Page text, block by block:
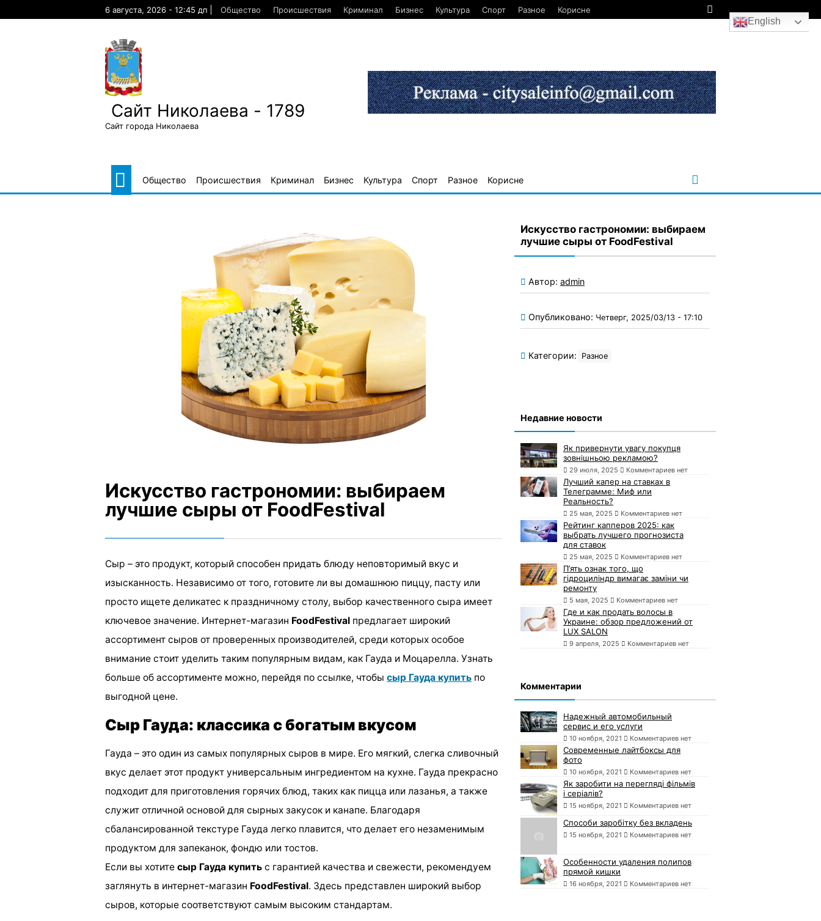
6 августа, 2026 - 12:45 дп Общество Происшествия Криминал Бизнес Культура Спорт Разное Корисне
Сайт Николаева - 1789
Сайт города Николаева
Общество Происшествия Криминал Бизнес Культура Спорт Разное Корисне
Искусство гастрономии: выбираем
лучшие сыры от FoodFestival
Сыр – это продукт, который способен придать блюду неповторимый вкус и
изысканность. Независимо от того, готовите ли вы домашнюю пиццу, пасту или
просто ищете деликатес к праздничному столу, выбор качественного сыра имеет
ключевое значение. Интернет-магазин FoodFestival предлагает широкий
ассортимент сыров от проверенных производителей, среди которых особое
внимание стоит уделить таким популярным видам, как Гауда и Моцарелла. Узнать
больше об ассортименте можно, перейдя по ссылке, чтобы сыр Гауда купить по
выгодной цене.
Сыр Гауда: классика с богатым вкусом
Гауда – это один из самых популярных сыров в мире. Его мягкий, слегка сливочный
вкус делает этот продукт универсальным ингредиентом на кухне. Гауда прекрасно
подходит для приготовления горячих блюд, таких как пицца или лазанья, а также
служит отличной основой для сырных закусок и канапе. Благодаря
сбалансированной текстуре Гауда легко плавится, что делает его незаменимым
продуктом для запеканок, фондю или тостов.
Если вы хотите сыр Гауда купить с гарантией качества и свежести, рекомендуем
заглянуть в интернет-магазин FoodFestival. Здесь представлен широкий выбор
сыров, которые соответствуют самым высоким стандартам.
Искусство гастрономии: выбираем
лучшие сыры от FoodFestival
Автор: admin
Опубликовано: Четверг, 2025/03/13 - 17:10
Категории: Разное
Недавние новости
Як привернути увагу покупця
зовнішньою рекламою?
29 июля, 2025 Комментариев нет
Лучший капер на ставках в
Телеграмме: Миф или
Реальность?
25 мая, 2025 Комментариев нет
Рейтинг капперов 2025: как
выбрать лучшего прогнозиста
для ставок
25 мая, 2025 Комментариев нет
П’ять ознак того, що
гідроциліндр вимагає заміни чи
ремонту
5 мая, 2025 Комментариев нет
Где и как продать волосы в
Украине: обзор предложений от
LUX SALON
9 апреля, 2025 Комментариев нет
Комментарии
Надежный автомобильный
сервис и его услуги
10 ноября, 2021 Комментариев нет
Современные лайтбоксы для
фото
10 ноября, 2021 Комментариев нет
Як заробити на перегляді фільмів
і серіалів?
15 ноября, 2021 Комментариев нет
Способи заробітку без вкладень
15 ноября, 2021 Комментариев нет
Особенности удаления полипов
прямой кишки
16 ноября, 2021 Комментариев нет
English